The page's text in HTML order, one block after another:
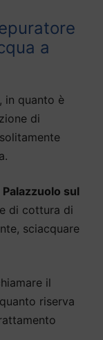
a
in quanto è
di
sul
di cottura di
sciacquare
il
riserva